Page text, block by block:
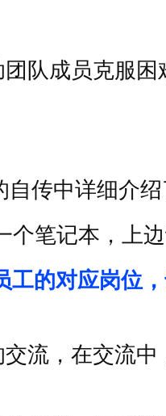
队成员克服
传中详细介绍
笔记本，上
工的对应岗位
流，在交流